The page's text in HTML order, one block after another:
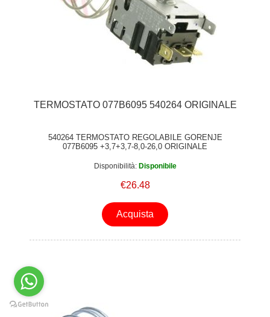
TERMOSTATO 077B6095 540264 ORIGINALE
540264 TERMOSTATO REGOLABILE GORENJE
077B6095 +3,7+3,7-8,0-26,0 ORIGINALE
Disponibilità: Disponibile
€26.48
Acquista